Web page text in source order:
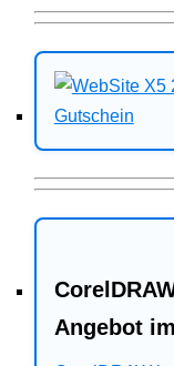
Angebot